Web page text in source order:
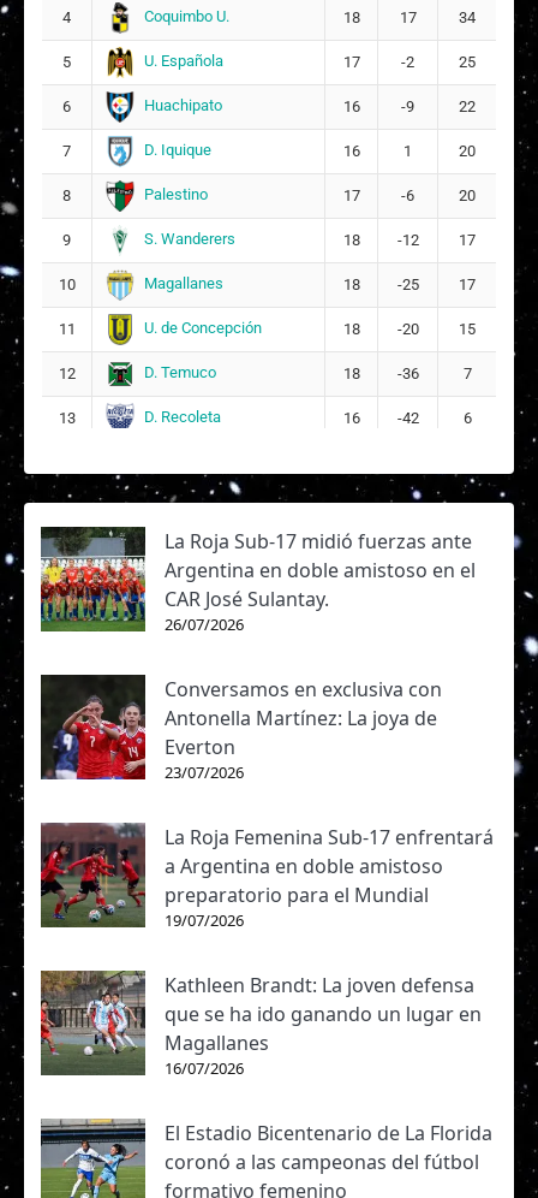
4 Coquimbo U. 18 17 34
5 U. Española 17 -2 25
6 Huachipato 16 -9 22
7 D. Iquique 16 1 20
8 Palestino 17 -6 20
9 S. Wanderers 18 -12 17
10 Magallanes 18 -25 17
11 U. de Concepción 18 -20 15
12 D. Temuco 18 -36 7
13 D. Recoleta 16 -42 6
La Roja Sub-17 midió fuerzas ante
Argentina en doble amistoso en el
CAR José Sulantay.
26/07/2026
Conversamos en exclusiva con
Antonella Martínez: La joya de
Everton
23/07/2026
La Roja Femenina Sub-17 enfrentará
a Argentina en doble amistoso
preparatorio para el Mundial
19/07/2026
Kathleen Brandt: La joven defensa
que se ha ido ganando un lugar en
Magallanes
16/07/2026
El Estadio Bicentenario de La Florida
coronó a las campeonas del fútbol
formativo femenino